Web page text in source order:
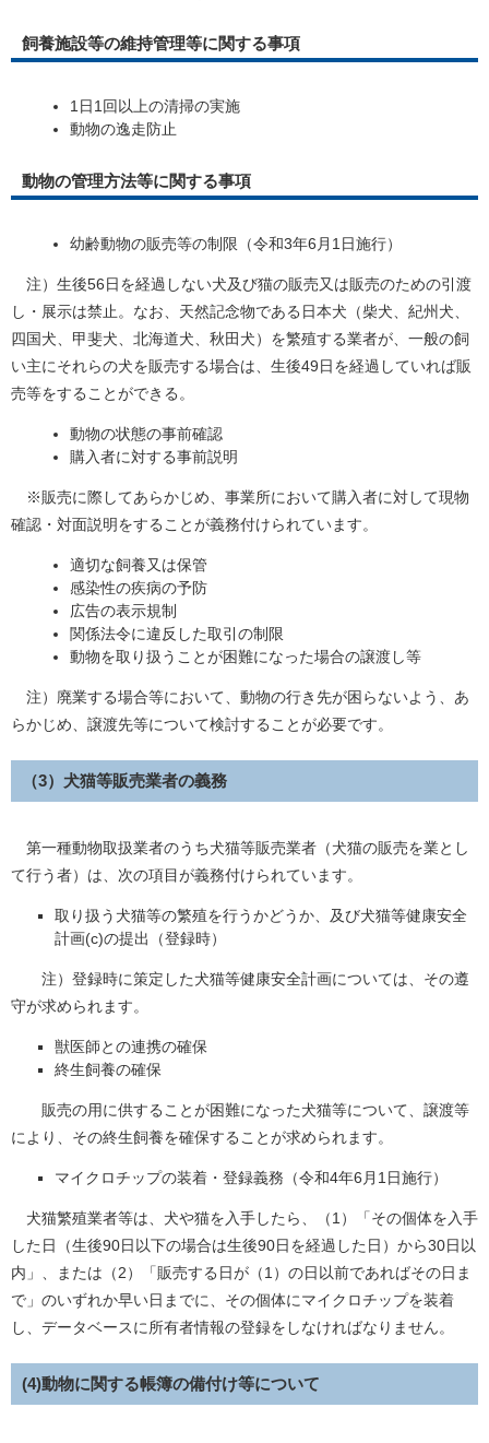
飼養施設等の維持管理等に関する事項
1日1回以上の清掃の実施
動物の逸走防止
動物の管理方法等に関する事項
幼齢動物の販売等の制限（令和3年6月1日施行）
注）生後56日を経過しない犬及び猫の販売又は販売のための引渡
し・展示は禁止。なお、天然記念物である日本犬（柴犬、紀州犬、
四国犬、甲斐犬、北海道犬、秋田犬）を繁殖する業者が、一般の飼
い主にそれらの犬を販売する場合は、生後49日を経過していれば販
売等をすることができる。
動物の状態の事前確認
購入者に対する事前説明
※販売に際してあらかじめ、事業所において購入者に対して現物
確認・対面説明をすることが義務付けられています。
適切な飼養又は保管
感染性の疾病の予防
広告の表示規制
関係法令に違反した取引の制限
動物を取り扱うことが困難になった場合の譲渡し等
注）廃業する場合等において、動物の行き先が困らないよう、あ
らかじめ、譲渡先等について検討することが必要です。
（3）犬猫等販売業者の義務
第一種動物取扱業者のうち犬猫等販売業者（犬猫の販売を業とし
て行う者）は、次の項目が義務付けられています。
取り扱う犬猫等の繁殖を行うかどうか、及び犬猫等健康安全
計画(c)の提出（登録時）
注）登録時に策定した犬猫等健康安全計画については、その遵
守が求められます。
獣医師との連携の確保
終生飼養の確保
販売の用に供することが困難になった犬猫等について、譲渡等
により、その終生飼養を確保することが求められます。
マイクロチップの装着・登録義務（令和4年6月1日施行）
犬猫繁殖業者等は、犬や猫を入手したら、（1）「その個体を入手
した日（生後90日以下の場合は生後90日を経過した日）から30日以
内」、または（2）「販売する日が（1）の日以前であればその日ま
で」のいずれか早い日までに、その個体にマイクロチップを装着
し、データベースに所有者情報の登録をしなければなりません。
(4)動物に関する帳簿の備付け等について